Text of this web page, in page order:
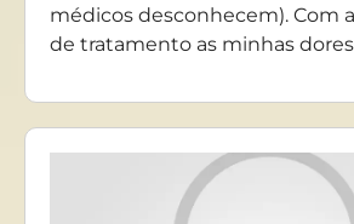
médicos desconhecem). Com
de tratamento as minhas